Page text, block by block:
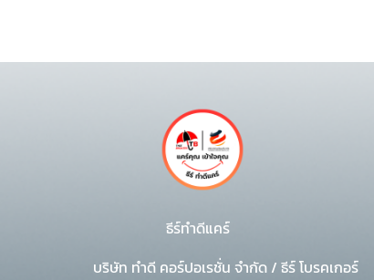
ธีร์ทำดีแคร์
บริษัท ทำดี คอร์ปอเรชั่น จำกัด / ธีร์ โบรคเกอร์